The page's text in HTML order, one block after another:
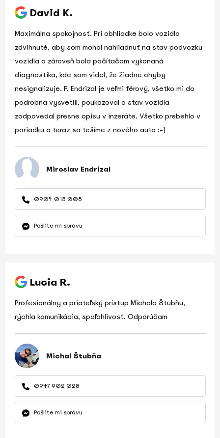
David K.
Maximálna spokojnosť. Pri obhliadke bolo vozidlo
zdvihnuté, aby som mohol nahliadnuť na stav podvozku
vozidla a zároveň bola počítačom vykonaná
diagnostika, kde som videl, že žiadne chyby
nesignalizuje. P. Endrizal je veľmi férový, všetko mi do
podrobna vysvetlil, poukazoval a stav vozidla
zodpovedal presne opisu v inzeráte. Všetko prebehlo v
poriadku a teraz sa tešíme z nového auta :-)
Miroslav Endrizal
0904 015 005
Pošlite mi správu
Lucia R.
Profesionálny a priateľský prístup Michala Štubňu,
rýchla komunikácia, spoľahlivosť. Odporúčam
Michal Štubňa
0947 902 028
Pošlite mi správu